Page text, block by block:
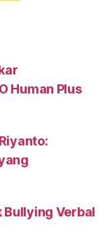
Human Plus
Bullying Verbal